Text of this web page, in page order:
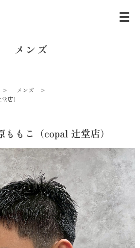
メンズ
メンズ
店）
もこ（copal 辻堂店）